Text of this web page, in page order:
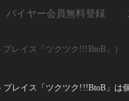
バイヤー会員無料登録
レイス「ツクツク!!!BtoB」）
プレイス「ツクツク!!!BtoB」は